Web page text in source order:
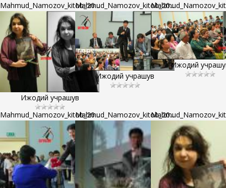
Mahmud_Namozov_kitob_20...
Ижодий учрашув
Mahmud_Namozov_kitob_20...
Ижодий учрашув
Ижодий
Mahmud_Namozov_kitob_20...Mahmud_Namozov_kitob_20...